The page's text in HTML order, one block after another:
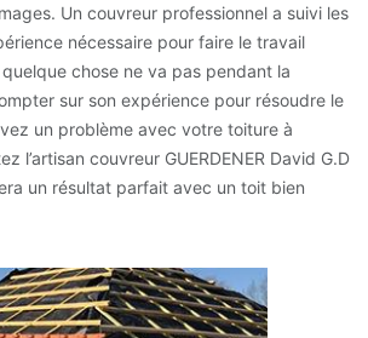
Un couvreur professionnel a suivi les
nécessaire pour faire le travail
chose ne va pas pendant la
sur son expérience pour résoudre le
un problème avec votre toiture à
l’artisan couvreur GUERDENER David G.D
un résultat parfait avec un toit bien